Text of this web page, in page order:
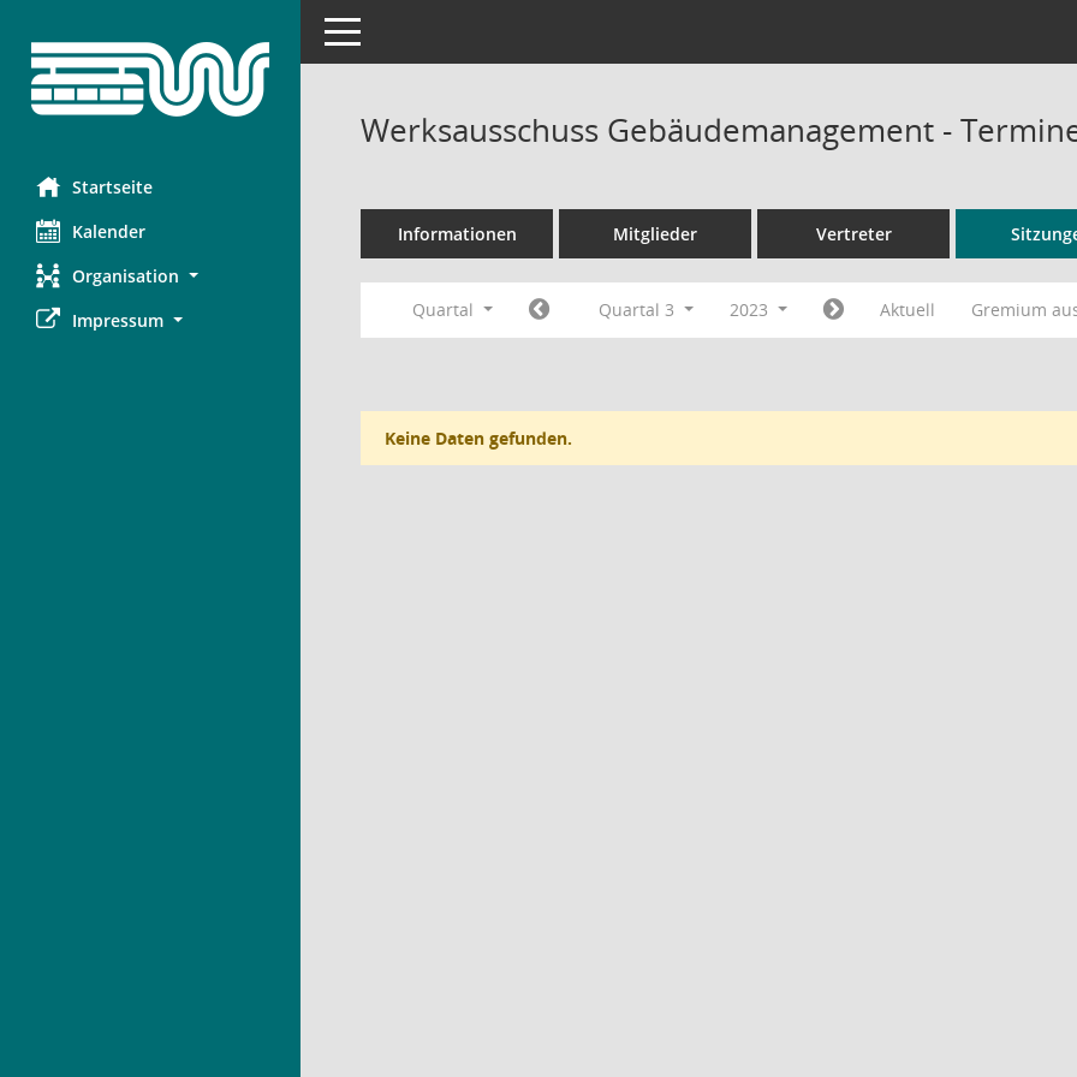
Startseite
Kalender
Organisation
Impressum
Toggle navigation
Werksausschuss Gebäudemanagement -
Informationen Mitglieder Vertreter
Quartal Quartal 3 2023 Aktuell Gremium
Keine Daten gefunden.